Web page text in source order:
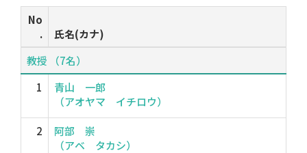
No
.
氏名(カナ)
教授 （7名）
1
青山 一郎
（アオヤマ イチロウ）
2
阿部 崇
（アベ タカシ）